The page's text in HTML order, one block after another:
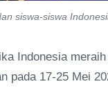
siswa-siswa
Indonesia
pada 17-25 Mei